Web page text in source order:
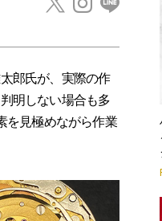
郎氏が、実際の作
明しない場合も多
を見極めながら作業